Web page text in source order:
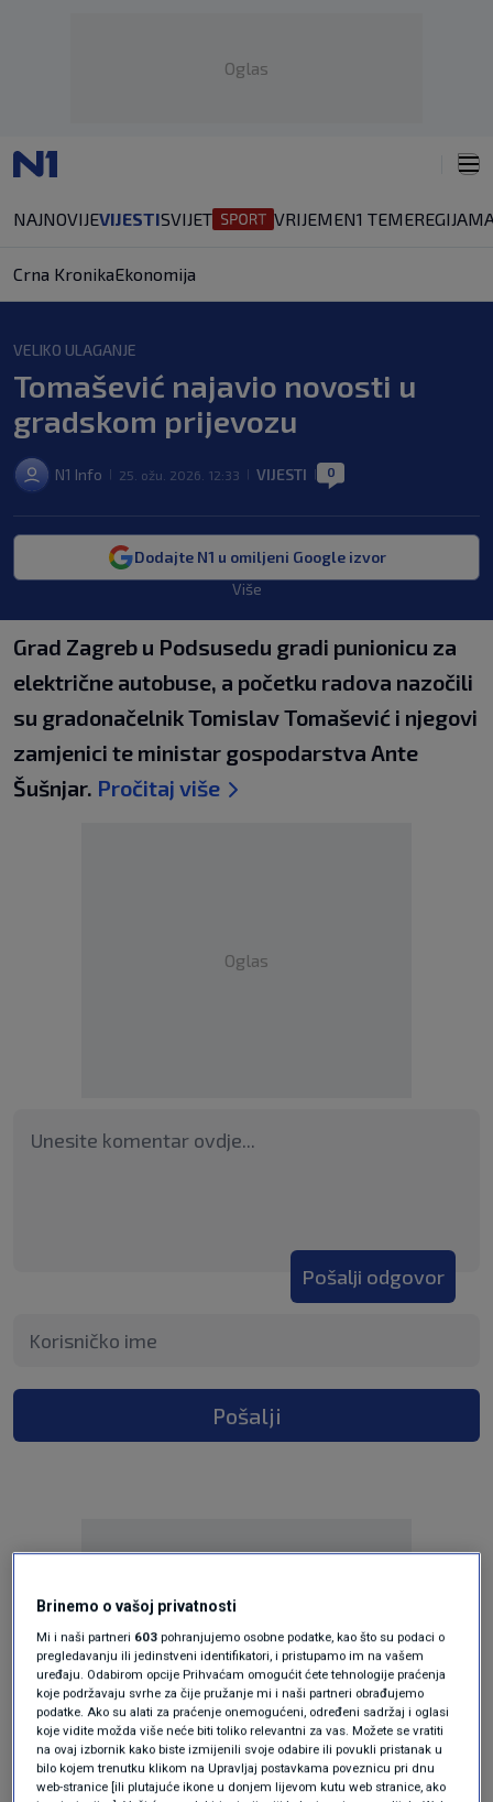
Oglas
NAJNOVIJEVIJESTISVIJET VRIJEMEN1 TEMEREGIJA
Crna KronikaEkonomija
VELIKO ULAGANJE
Tomašević najavio novosti u
gradskom prijevozu
N1 Info 25. ožu. 2026. 12:33 VIJESTI 0
Dodajte N1 u omiljeni Google izvor
Više
Grad Zagreb u Podsusedu gradi punionicu za
električne autobuse, a početku radova nazočili
su gradonačelnik Tomislav Tomašević i njegovi
zamjenici te ministar gospodarstva Ante
Šušnjar. Pročitaj više
Oglas
Pošalji odgovor
Pošalji
Oglas
Brinemo o vašoj privatnosti
Mi i naši partneri 603 pohranjujemo osobne podatke, kao što su podaci o
pregledavanju ili jedinstveni identifikatori, i pristupamo im na vašem
uređaju. Odabirom opcije Prihvaćam omogućit ćete tehnologije praćenja
koje podržavaju svrhe za čije pružanje mi i naši partneri obrađujemo
podatke. Ako su alati za praćenje onemogućeni, određeni sadržaj i oglasi
koje vidite možda više neće biti toliko relevantni za vas. Možete se vratiti
na ovaj izbornik kako biste izmijenili svoje odabire ili povukli pristanak u
bilo kojem trenutku klikom na Upravljaj postavkama poveznicu pri dnu
web-stranice [ili plutajuće ikone u donjem lijevom kutu web stranice, ako